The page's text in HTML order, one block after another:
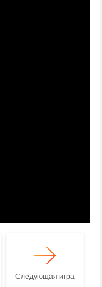
Следующая игра